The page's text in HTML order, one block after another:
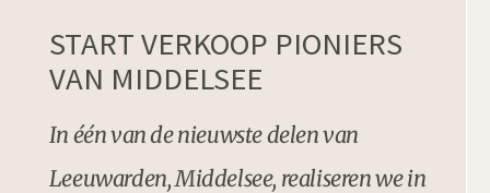
START VERKOOP PIONIERS
VAN MIDDELSEE
In één van de nieuwste delen van
Leeuwarden, Middelsee, realiseren we in